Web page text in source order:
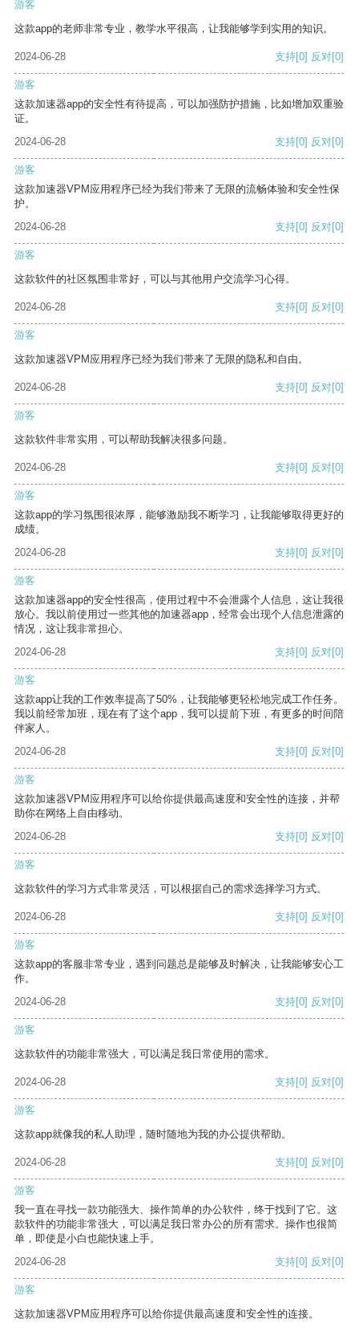
游客
这款app的老师非常专业，教学水平很高，让我能够学到实用的知识。
2024-06-28 支持[0] 反对[0]
游客
这款加速器app的安全性有待提高，可以加强防护措施，比如增加双重验
证。
2024-06-28
支持[0] 反对[0]
游客
这款加速器VPM应用程序已经为我们带来了无限的流畅体验和安全性保
护。
2024-06-28
支持[0] 反对[0]
游客
这款软件的社区氛围非常好，可以与其他用户交流学习心得。
2024-06-28 支持[0] 反对[0]
游客
这款加速器VPM应用程序已经为我们带来了无限的隐私和自由。
2024-06-28 支持[0] 反对[0]
游客
这款软件非常实用，可以帮助我解决很多问题。
2024-06-28 支持[0] 反对[0]
游客
这款app的学习氛围很浓厚，能够激励我不断学习，让我能够取得更好的
成绩。
2024-06-28
支持[0] 反对[0]
游客
这款加速器app的安全性很高，使用过程中不会泄露个人信息，这让我很
放心。我以前使用过一些其他的加速器app，经常会出现个人信息泄露的
情况，这让我非常担心。
2024-06-28
支持[0] 反对[0]
游客
这款app让我的工作效率提高了50%，让我能够更轻松地完成工作任务。
我以前经常加班，现在有了这个app，我可以提前下班，有更多的时间陪
伴家人。
2024-06-28
支持[0] 反对[0]
游客
这款加速器VPM应用程序可以给你提供最高速度和安全性的连接，并帮
助你在网络上自由移动。
2024-06-28
支持[0] 反对[0]
游客
这款软件的学习方式非常灵活，可以根据自己的需求选择学习方式。
2024-06-28 支持[0] 反对[0]
游客
这款app的客服非常专业，遇到问题总是能够及时解决，让我能够安心工
作。
2024-06-28
支持[0] 反对[0]
游客
这款软件的功能非常强大，可以满足我日常使用的需求。
2024-06-28 支持[0] 反对[0]
游客
这款app就像我的私人助理，随时随地为我的办公提供帮助。
2024-06-28 支持[0] 反对[0]
游客
我一直在寻找一款功能强大、操作简单的办公软件，终于找到了它。这
款软件的功能非常强大，可以满足我日常办公的所有需求。操作也很简
单，即使是小白也能快速上手。
2024-06-28
支持[0] 反对[0]
游客
这款加速器VPM应用程序可以给你提供最高速度和安全性的连接。